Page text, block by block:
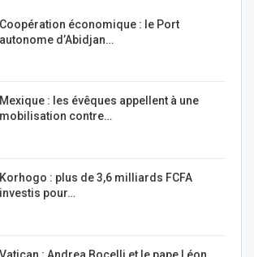
Coopération économique : le Port
autonome d’Abidjan…
Mexique : les évêques appellent à une
mobilisation contre…
Korhogo : plus de 3,6 milliards FCFA
investis pour…
Vatican : Andrea Bocelli et le pape Léon